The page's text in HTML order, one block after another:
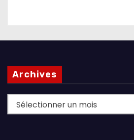
Archives
Archives